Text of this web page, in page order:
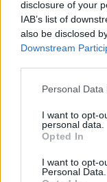
disclosure of your
IAB’s list of
also be disclosed
Downstream
Please note that
not limited to your
grant or deny
use your data for
consent section.
Personal
I want to opt-
personal data.
Opted In
I want to opt-
Personal Data.
Continuez